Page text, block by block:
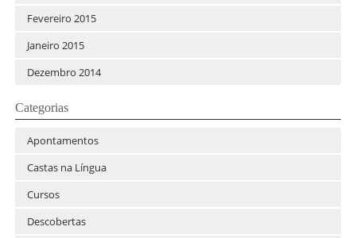
Fevereiro 2015
Janeiro 2015
Dezembro 2014
Categorias
Apontamentos
Castas na Língua
Cursos
Descobertas